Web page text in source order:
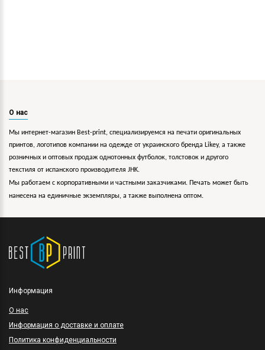
О нас
Мы интернет-магазин Best-print, специализируемся на печати оригинальных
принтов, логотипов компании на одежде от украинского бренда Likey, а также
розничных и оптовых продаж однотонных футболок, толстовок и другого
текстиля от испанского производителя JHK.
Мы работаем с корпоративными и частными заказчиками. Печать может быть
нанесена на единичные экземпляры, а также выполнена оптом.
Информация
O нас
Информация о доставке и оплате
Политика конфиденциальности